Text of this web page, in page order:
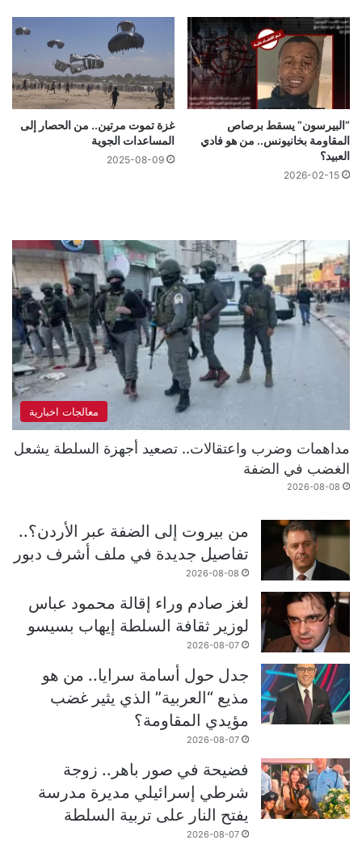
“البيرسون” يسقط برصاص
المقاومة بخانيونس.. من هو فادي
العبيد؟
2026-02-15
غزة تموت مرتين.. من الحصار إلى
المساعدات الجوية
2025-08-09
معالجات اخبارية
مداهمات وضرب واعتقالات.. تصعيد أجهزة السلطة يشعل
الغضب في الضفة
2026-08-08
من بيروت إلى الضفة عبر الأردن؟..
تفاصيل جديدة في ملف أشرف دبور
2026-08-08
لغز صادم وراء إقالة محمود عباس
لوزير ثقافة السلطة إيهاب بسيسو
2026-08-07
جدل حول أسامة سرايا.. من هو
مذيع “العربية” الذي يثير غضب
مؤيدي المقاومة؟
2026-08-07
فضيحة في صور باهر.. زوجة
شرطي إسرائيلي مديرة مدرسة
يفتح النار على تربية السلطة
2026-08-07